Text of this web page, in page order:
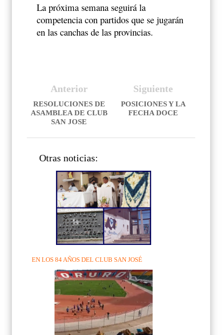
La próxima semana seguirá la
competencia con partidos que se jugarán
en las canchas de las provincias.
Siguiente
POSICIONES Y LA
FECHA DOCE
Anterior
RESOLUCIONES DE
ASAMBLEA DE CLUB
SAN JOSE
Otras noticias:
EN LOS 84 AÑOS DEL CLUB SAN JOSÉ